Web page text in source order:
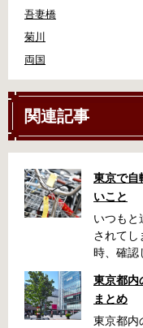
吾妻橋
菊川
両国
関連記事
東京で自
いこと
いつもと
されてし
時、確認
くらい？
前に確認
代田区 /
東京都内
まとめ
東京都内